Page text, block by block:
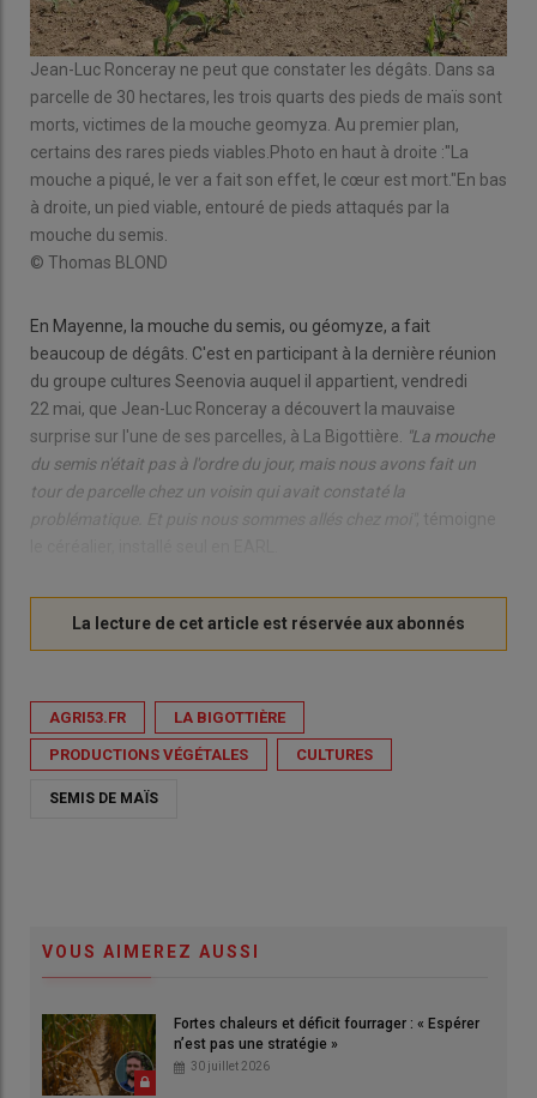
Jean-Luc Ronceray ne peut que constater les dégâts. Dans sa
parcelle de 30 hectares, les trois quarts des pieds de maïs sont
morts, victimes de la mouche geomyza. Au premier plan,
certains des rares pieds viables.Photo en haut à droite :"La
mouche a piqué, le ver a fait son effet, le cœur est mort."En bas
à droite, un pied viable, entouré de pieds attaqués par la
mouche du semis.
© Thomas BLOND
En Mayenne, la mouche du semis, ou géomyze, a fait
beaucoup de dégâts. C'est en participant à la dernière réunion
du groupe cultures Seenovia auquel il appartient, vendredi
22 mai, que Jean-Luc Ronceray a découvert la mauvaise
surprise sur l'une de ses parcelles, à La Bigottière. "La mouche
du semis n'était pas à l'ordre du jour, mais nous avons fait un
tour de parcelle chez un voisin qui avait constaté la
AGRI53.FR LA BIGOTTIÈRE
PRODUCTIONS VÉGÉTALES CULTURES
SEMIS DE MAÏS
VOUS AIMEREZ AUSSI
Fortes chaleurs et déficit fourrager : « Espérer
n’est pas une stratégie »
30 juillet 2026